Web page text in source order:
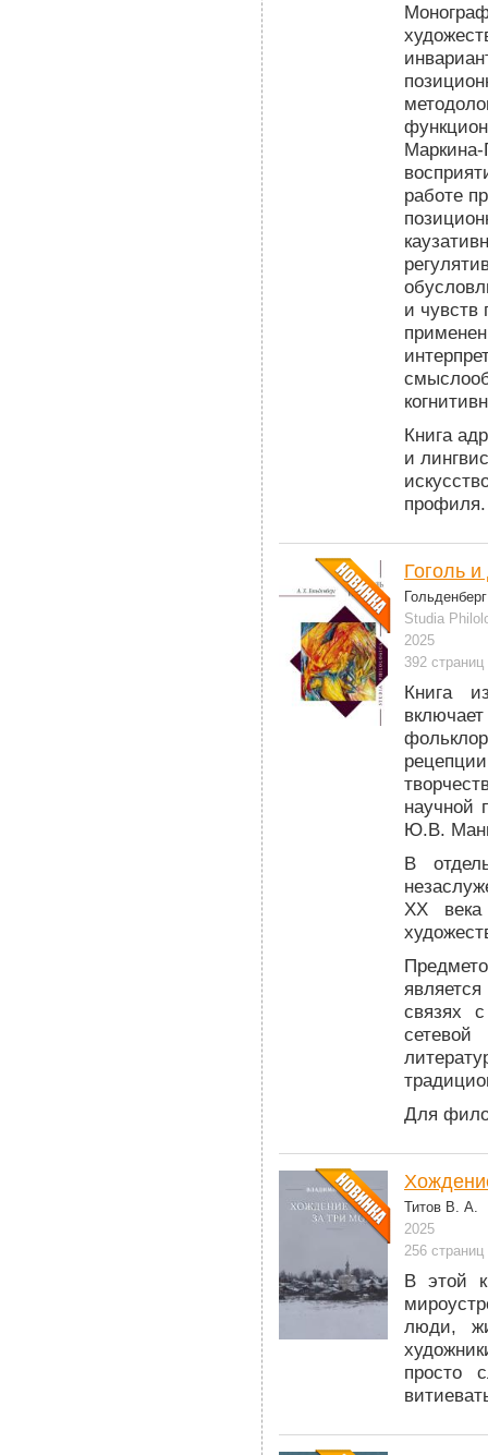
работе
и чувств
Книга
и
профиля.
Гоголь
Studia
2025
392 страниц
Книга
научной
Ю.В.
В
XX
связях
сетевой
Для
Титов В. А.
2025
256 страниц
В этой
люди,
просто